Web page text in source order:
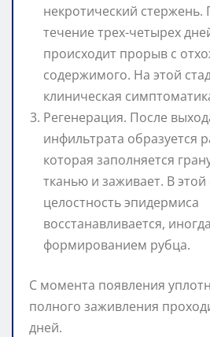
некротический стержень.
течение трех-четырех
происходит прорыв с
содержимого. На этой
клиническая
Регенерация. После
инфильтрата образуется
которая заполняется
тканью и заживает. В этой
целостность эпидермиса
восстанавливается,
формированием рубца.
С момента появления
полного заживления
дней.